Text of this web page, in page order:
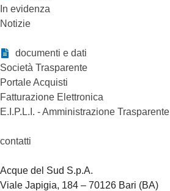
In evidenza
Notizie
documenti e dati
Società Trasparente
Portale Acquisti
Fatturazione Elettronica
E.I.P.L.I. - Amministrazione Trasparente
contatti
Acque del Sud S.p.A.
Viale Japigia, 184 – 70126 Bari (BA)